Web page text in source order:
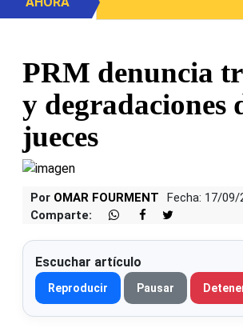
PRM denuncia
y degradaciones
jueces
Por OMAR FOURMENT
Fecha: 17/09/
Comparte:
Escuchar artículo
Reproducir Pausar